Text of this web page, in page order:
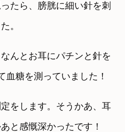
たら、膀胱に細い針を刺
。
んとお耳にパチンと針を
血糖を測っていました！
をします。そうかあ、耳
と感慨深かったです！